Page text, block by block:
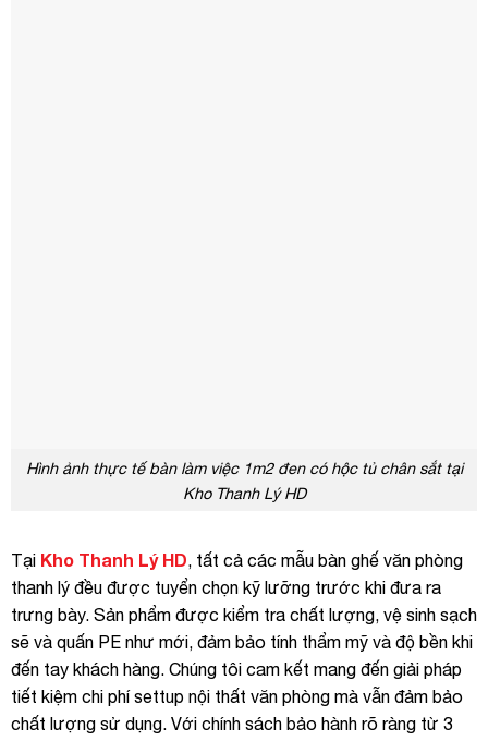
Hình ảnh thực tế bàn làm việc 1m2 đen có hộc tủ chân sắt tại
Kho Thanh Lý HD
Tại Kho Thanh Lý HD, tất cả các mẫu bàn ghế văn phòng
thanh lý đều được tuyển chọn kỹ lưỡng trước khi đưa ra
trưng bày. Sản phẩm được kiểm tra chất lượng, vệ sinh sạch
sẽ và quấn PE như mới, đảm bảo tính thẩm mỹ và độ bền khi
đến tay khách hàng. Chúng tôi cam kết mang đến giải pháp
tiết kiệm chi phí settup nội thất văn phòng mà vẫn đảm bảo
chất lượng sử dụng. Với chính sách bảo hành rõ ràng từ 3